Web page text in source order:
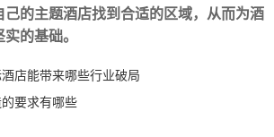
己的主题酒店找到合适的区域，从而为酒
的基础。‍
店能带来哪些行业破局
要求有哪些